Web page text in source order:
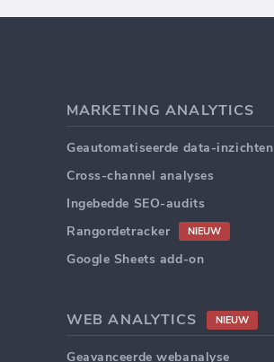
MARKETING ANALYTICS
Geautomatiseerde data-inzichten
Cross-channel analyses
Ingebedde SEO-audits
Rangordetracker
NIEUW
Google Sheets add-on
WEB ANALYTICS NIEUW
Geavanceerde webanalyse